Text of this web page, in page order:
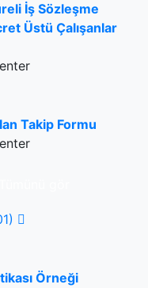
İş Sözleşme
Üstü Çalışanlar
Takip Formu
Örneği